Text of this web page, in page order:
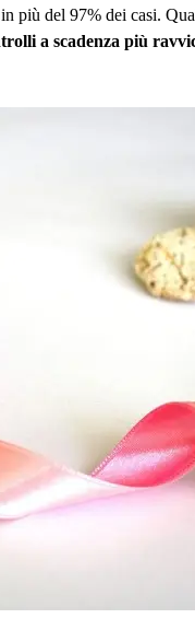
più del 97% dei casi.
a scadenza più